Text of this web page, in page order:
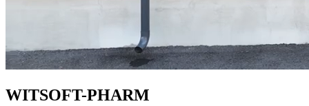
WITSOFT-PHARM